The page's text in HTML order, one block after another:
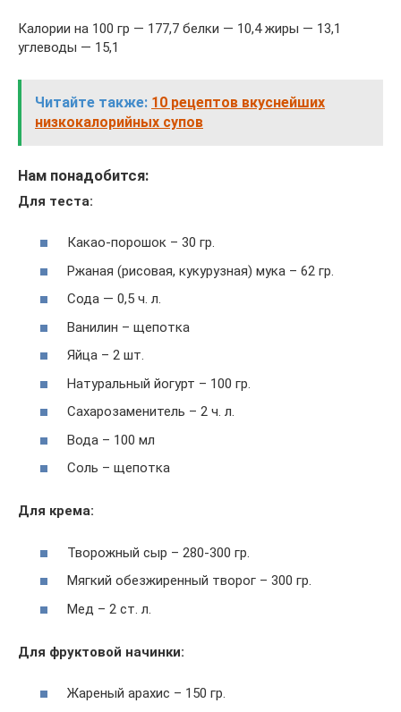
Калории на 100 гр — 177,7 белки — 10,4 жиры — 13,1
углеводы — 15,1
Читайте также: 10 рецептов вкуснейших
низкокалорийных супов
Нам понадобится:
Для теста:
Какао-порошок – 30 гр.
Ржаная (рисовая, кукурузная) мука – 62 гр.
Сода — 0,5 ч. л.
Ванилин – щепотка
Яйца – 2 шт.
Натуральный йогурт – 100 гр.
Сахарозаменитель – 2 ч. л.
Вода – 100 мл
Соль – щепотка
Для крема:
Творожный сыр – 280-300 гр.
Мягкий обезжиренный творог – 300 гр.
Мед – 2 ст. л.
Для фруктовой начинки:
Жареный арахис – 150 гр.